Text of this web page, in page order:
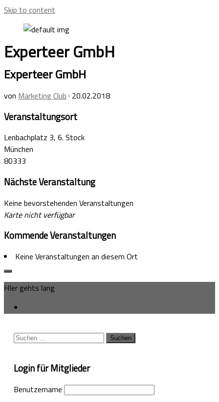
Skip to content
Experteer GmbH
Experteer GmbH
von Marketing Club · 20.02.2018
Veranstaltungsort
Lenbachplatz 3, 6. Stock
München
80333
Nächste Veranstaltung
Keine bevorstehenden Veranstaltungen
Karte nicht verfügbar
Kommende Veranstaltungen
Keine Veranstaltungen an diesem Ort
HIer gehts lang
Suchen
Login für Mitglieder
Benutzername